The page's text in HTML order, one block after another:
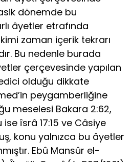
dönemde bu
âyetler etrafın­da
zaman içerik tekrarı
Bu nedenle burada
çerçevesinde yapılan
olduğu dikkate
peygamberliğine
meselesi Bakara 2:62,
îsrâ 17:15 ve Câsiye
konu yalnızca bu âyetler
Ebû Mansûr el-